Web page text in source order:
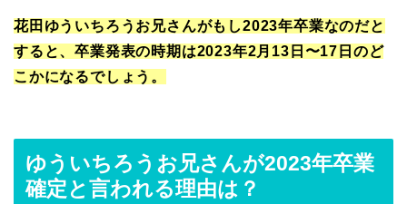
花田ゆういちろうお兄さんがもし2023年卒業なのだと
すると、卒業発表の時期は2023年2月13日〜17日のど
こかになるでしょう。
ゆういちろうお兄さんが2023年卒業
確定と言われる理由は？